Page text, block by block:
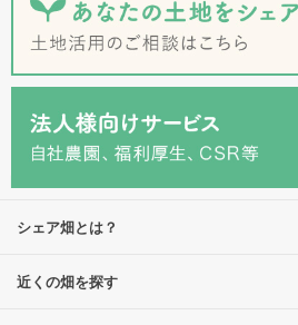
シェア畑とは？
近くの畑を探す